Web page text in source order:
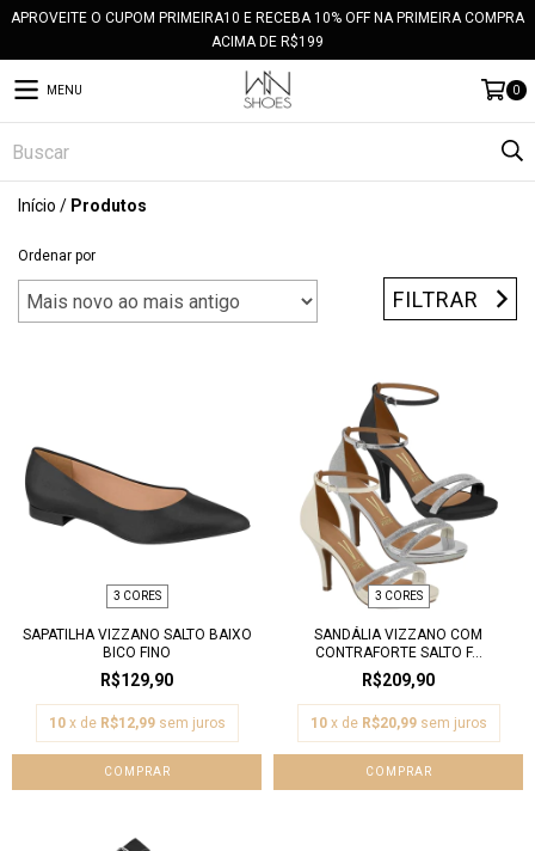
APROVEITE O CUPOM PRIMEIRA10 E RECEBA 10% OFF NA PRIMEIRA COMPRA
ACIMA DE R$199
MENU 0
Início / Produtos
Ordenar por
FILTRAR
3 CORES
SAPATILHA VIZZANO SALTO BAIXO
BICO FINO
R$129,90
10 x de R$12,99 sem juros
COMPRAR
3 CORES
SANDÁLIA VIZZANO COM
CONTRAFORTE SALTO F...
R$209,90
10 x de R$20,99 sem juros
COMPRAR